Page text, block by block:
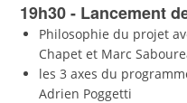
19h30 - Lancement
Philosophie du projet
Chapet et Marc
les 3 axes du
Adrien Poggetti